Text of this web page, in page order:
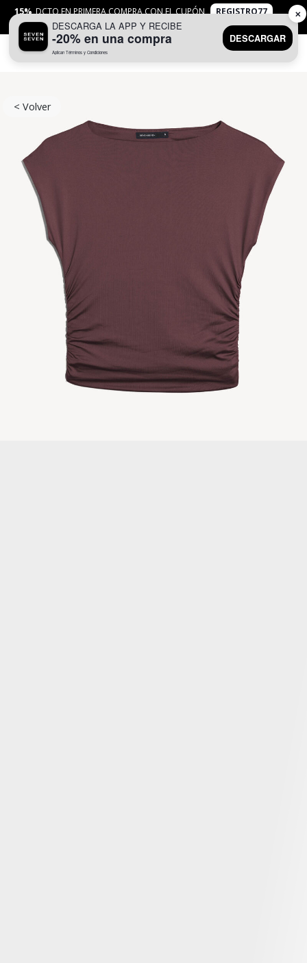
15% DCTO EN PRIMERA COMPRA CON EL CUPÓN
REGISTRO77
APLICANTYC
< Volver
DESCARGA LA APP Y RECIBE
-20% en una compra
Aplican Términos y Condiciones
DESCARGAR
✕